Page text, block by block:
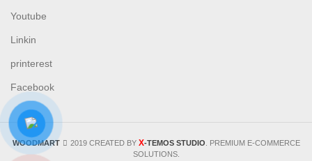
Youtube
Linkin
printerest
Facebook
WOODMART 2019 CREATED BY X-TEMOS STUDIO . PREMIUM E-COMMERCE
SOLUTIONS.